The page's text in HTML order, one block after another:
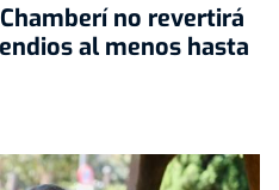
no revertirá
al menos hasta